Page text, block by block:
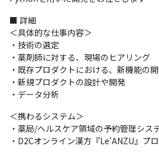
■ 詳細
＜具体的な仕事内容＞
・技術の選定
・薬剤師に対する、現場のヒアリング
・既存プロダクトにおける、新機能の
・新規プロダクトの設計や開発
・データ分析
＜携わるシステム＞
・薬局/ヘルスケア領域の予約管理シス
・D2Cオンライン漢方『Le'ANZU』プ